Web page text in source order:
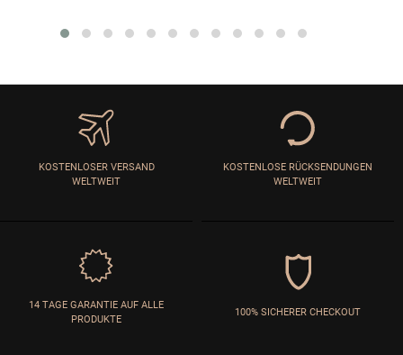
KOSTENLOSER VERSAND
WELTWEIT
KOSTENLOSE RÜCKSENDUNGEN
WELTWEIT
14 TAGE GARANTIE AUF ALLE
PRODUKTE
100% SICHERER CHECKOUT